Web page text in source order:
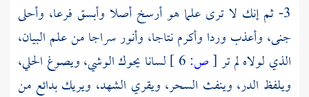
3- ثم إنك لا ترى علما هو أرسخ أصلا وأبسق فرعا، وأحلى
جنى، وأعذب وردا وأكرم نتاجا، وأنور سراجا من علم البيان،
الذي لولاه لم تر[ص:
لسانا يحوك الوشي، ويصوغ الحلي،
ويلفظ الدر، وينفث السحر، ويقري الشهد، ويريك بدائع من